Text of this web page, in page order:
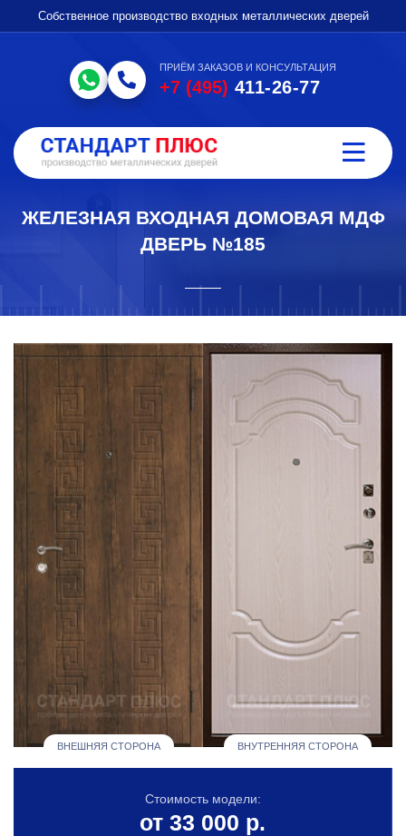
Собственное производство входных металлических дверей
ПРИЁМ ЗАКАЗОВ И КОНСУЛЬТАЦИЯ
+7 (495) 411-26-77
ЖЕЛЕЗНАЯ ВХОДНАЯ ДОМОВАЯ МДФ
ДВЕРЬ №185
ВНЕШНЯЯ СТОРОНА ВНУТРЕННЯЯ СТОРОНА
Стоимость модели:
от 33 000 р.